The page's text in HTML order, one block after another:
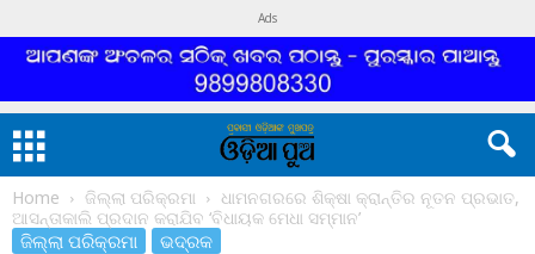
Ads
Home ଜିଲ୍ଲା ପରିକ୍ରମା
ଧାମନଗରରେ ଶିକ୍ଷା କ୍ରାନ୍ତିର ନୂତନ ପ୍ରଭାତ,
ଆସନ୍ତାକାଲି ପ୍ରଦାନ କରାଯିବ ‘ବିଧାୟକ ମେଧା ସମ୍ମାନ’
ଜିଲ୍ଲା ପରିକ୍ରମା ଭଦ୍ରକ